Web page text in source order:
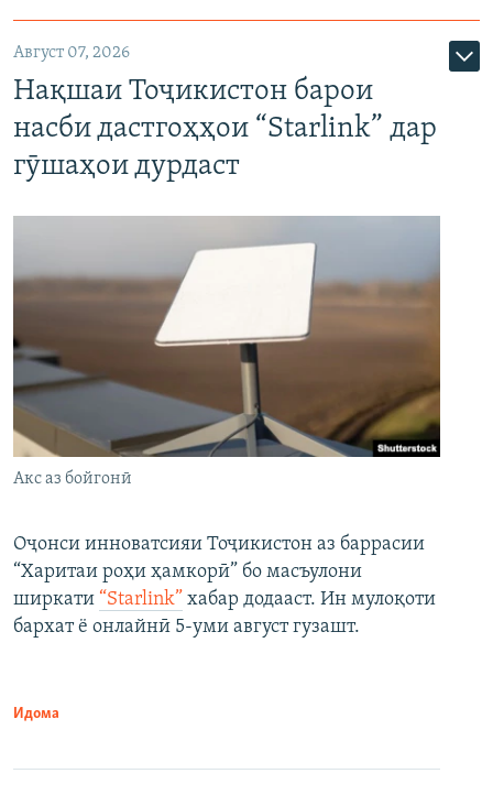
Август 07, 2026
Нақшаи Тоҷикистон барои
насби дастгоҳҳои “Starlink” дар
гӯшаҳои дурдаст
Акс аз бойгонӣ
Оҷонси инноватсияи Тоҷикистон аз баррасии
“Харитаи роҳи ҳамкорӣ” бо масъулони
ширкати “Starlink” хабар додааст. Ин мулоқоти
бархат ё онлайнӣ 5-уми август гузашт.
Идома